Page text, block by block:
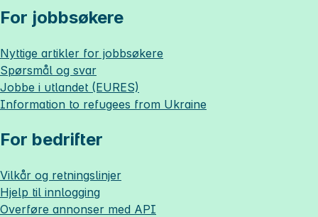
For jobbsøkere
Nyttige artikler for jobbsøkere
Spørsmål og svar
Jobbe i utlandet (EURES)
Information to refugees from Ukraine
For bedrifter
Vilkår og retningslinjer
Hjelp til innlogging
Overføre annonser med API